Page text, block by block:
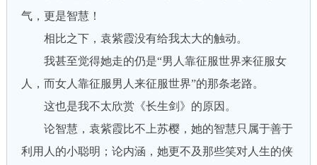
气，更是智慧！
相比之下，袁紫霞没有给我太大的触动。
我甚至觉得她走的仍是“男人靠征服世界来征服女
人，而女人靠征服男人来征服世界”的那条老路。
这也是我不太欣赏《长生剑》的原因。
论智慧，袁紫霞比不上苏樱，她的智慧只属于善于
利用人的小聪明；论内涵，她更不及那些笑对人生的侠